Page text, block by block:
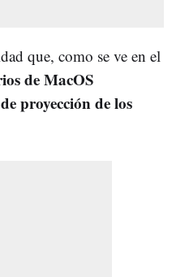
que, como se ve en el
de MacOS
proyección de los